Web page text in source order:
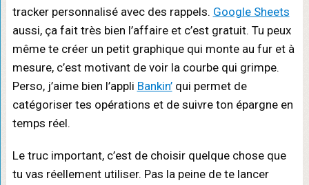
tracker personnalisé avec des rappels. Google Sheets
aussi, ça fait très bien l’affaire et c’est gratuit. Tu peux
même te créer un petit graphique qui monte au fur et à
mesure, c’est motivant de voir la courbe qui grimpe.
Perso, j’aime bien l’appli Bankin’qui permet de
catégoriser tes opérations et de suivre ton épargne en
temps réel.
Le truc important, c’est de choisir quelque chose que
tu vas réellement utiliser. Pas la peine de te lancer